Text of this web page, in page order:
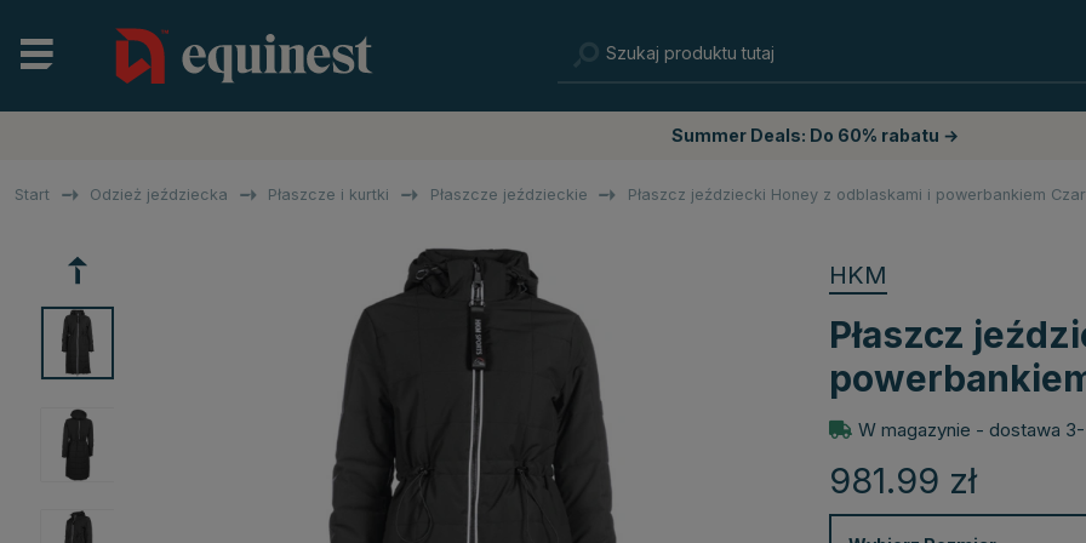
Summer Deals: Do 60% rabatu →
Start Odzież jeździecka Płaszcze i kurtki Płaszcze jeździeckie Płaszcz jeździecki Honey z odblaskami i powerbankiem
HKM
Płaszcz
W magazynie - dostawa
981.99 zł